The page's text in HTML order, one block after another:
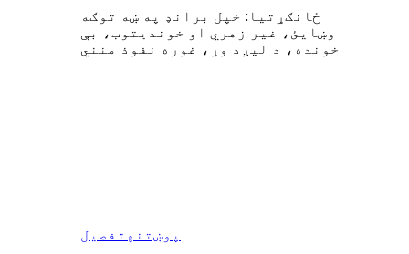
ځانګړتیا: خپل برانډ په ښه توګه
وښایئ، غیر زهري او خوندیتوب، بې
خونده، د لیږد وړ، غوره نفوذ منني
پوښتنه تفصیل